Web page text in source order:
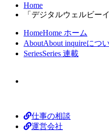
Home
「デジタルウェルビー
HomeHome ホーム
AboutAbout inquireにつ
SeriesSeries 連載
仕事の相談
運営会社